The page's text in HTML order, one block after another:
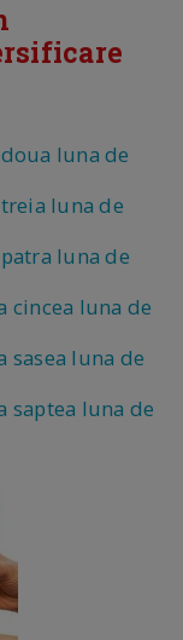
luna de
luna de
luna de
cincea luna de
sasea luna de
saptea luna de